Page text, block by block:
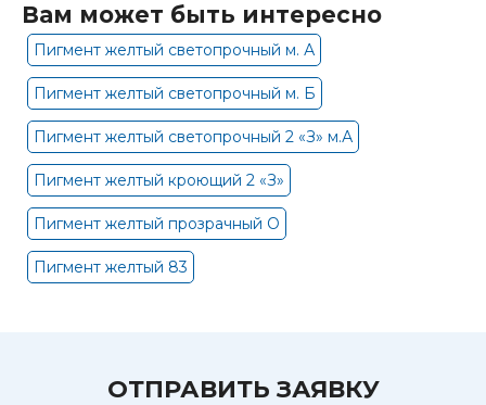
Вам может быть интересно
Пигмент желтый светопрочный м. А
Пигмент желтый светопрочный м. Б
Пигмент желтый светопрочный 2 «З» м.А
Пигмент желтый кроющий 2 «З»
Пигмент желтый прозрачный О
Пигмент желтый 83
ОТПРАВИТЬ ЗАЯВКУ